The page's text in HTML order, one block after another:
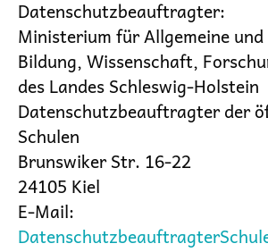
Datenschutzbeauftragter:
Ministerium für Allgemeine
Bildung, Wissenschaft,
des Landes Schleswig-Holstein
Datenschutzbeauftragter der
Schulen
Brunswiker Str. 16-22
24105 Kiel
E-Mail: